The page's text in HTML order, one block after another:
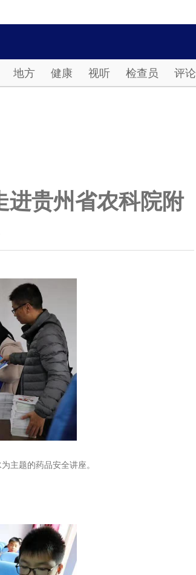
地方 健康 视听 检查员 评论
进贵州省农科院附
主题的药品安全讲座。